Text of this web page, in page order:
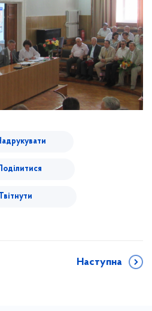
Твітнути
Наступна